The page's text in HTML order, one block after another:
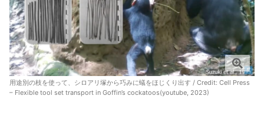
用途別の枝を使って、シロアリ塚から巧みに蟻をほじくり出す / Credit: Cell Press
– Flexible tool set transport in Goffin’s cockatoos(youtube, 2023)